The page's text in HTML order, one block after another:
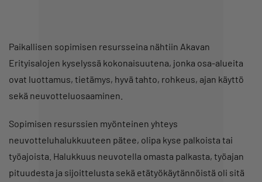
Paikallisen sopimisen resursseina nähtiin Akavan
Erityisalojen kyselyssä kokonaisuutena, jonka osa-alueita
ovat luottamus, tietämys, hyvä tahto, rohkeus, ajan käyttö
sekä neuvotteluosaaminen.
Sopimisen resurssien myönteinen yhteys
neuvotteluhalukkuuteen pätee, olipa kyse palkoista tai
työajoista. Halukkuus neuvotella omasta palkasta, työajan
pituudesta ja sijoittelusta sekä etätyökäytännöistä oli sitä